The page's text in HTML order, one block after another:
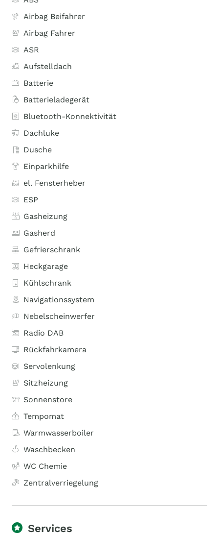
Airbag Beifahrer
Airbag Fahrer
ASR
Aufstelldach
Batterie
Batterieladegerät
Bluetooth-Konnektivität
Dachluke
Dusche
Einparkhilfe
el. Fensterheber
ESP
Gasheizung
Gasherd
Gefrierschrank
Heckgarage
Kühlschrank
Navigationssystem
Nebelscheinwerfer
Radio DAB
Rückfahrkamera
Servolenkung
Sitzheizung
Sonnenstore
Tempomat
Warmwasserboiler
Waschbecken
WC Chemie
Zentralverriegelung
Services